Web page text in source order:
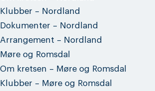
Klubber – Nordland
Dokumenter – Nordland
Arrangement – Nordland
Møre og Romsdal
Om kretsen – Møre og Romsdal
Klubber – Møre og Romsdal